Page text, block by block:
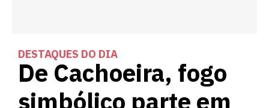
DESTAQUES DO DIA
De Cachoeira, fogo